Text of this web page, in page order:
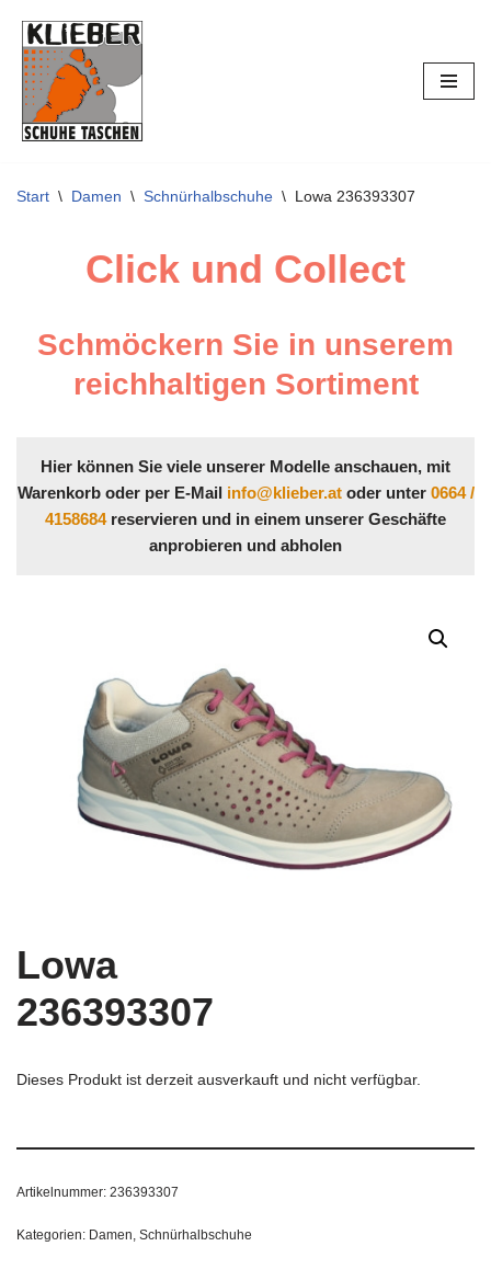
Zum
Inhalt
springen
Start \ Damen \ Schnürhalbschuhe \ Lowa 236393307
Click und Collect
Schmöckern Sie in unserem
reichhaltigen Sortiment
Hier können Sie viele unserer Modelle anschauen, mit
Warenkorb oder per E-Mail info@klieber.atoder unter 0664 /
4158684reservieren und in einem unserer Geschäfte
anprobieren und abholen
Lowa
236393307
Dieses Produkt ist derzeit ausverkauft und nicht verfügbar.
Artikelnummer: 236393307
Kategorien: Damen Schnürhalbschuhe